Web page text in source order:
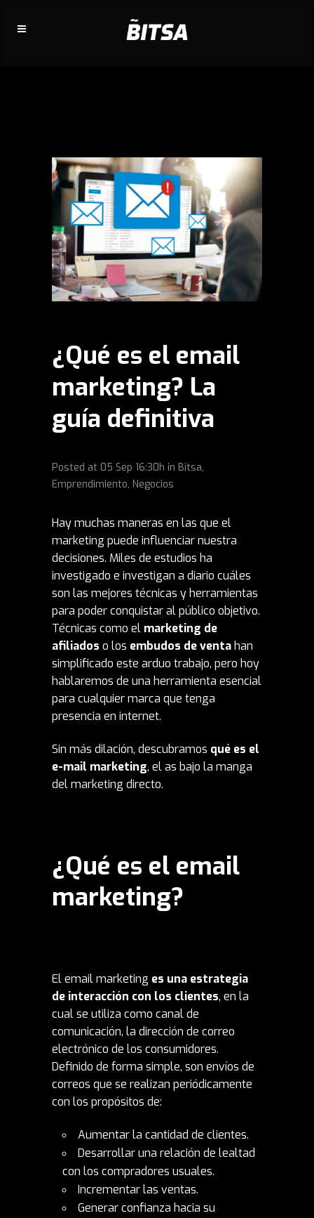
¿Qué es el email
marketing? La
guía definitiva
Posted at 05 Sep 16:30h in Bitsa,
Emprendimiento, Negocios
Hay muchas maneras en las que el
marketing puede influenciar nuestra
decisiones. Miles de estudios ha
investigado e investigan a diario cuáles
son las mejores técnicas y herramientas
para poder conquistar al público objetivo.
Técnicas como el marketing de
afiliados o los embudos de ventahan
simplificado este arduo trabajo, pero hoy
hablaremos de una herramienta esencial
para cualquier marca que tenga
presencia en internet.
Sin más dilación, descubramos qué es el
e-mail marketing, el as bajo la manga
del marketing directo.
¿Qué es el email
marketing?
El email marketing es una estrategia
de interacción con los clientes, en la
cual se utiliza como canal de
comunicación, la dirección de correo
electrónico de los consumidores.
Definido de forma simple, son envíos de
correos que se realizan periódicamente
con los propósitos de:
Aumentar la cantidad de clientes.
Desarrollar una relación de lealtad
con los compradores usuales.
Incrementar las ventas.
Generar confianza hacia su